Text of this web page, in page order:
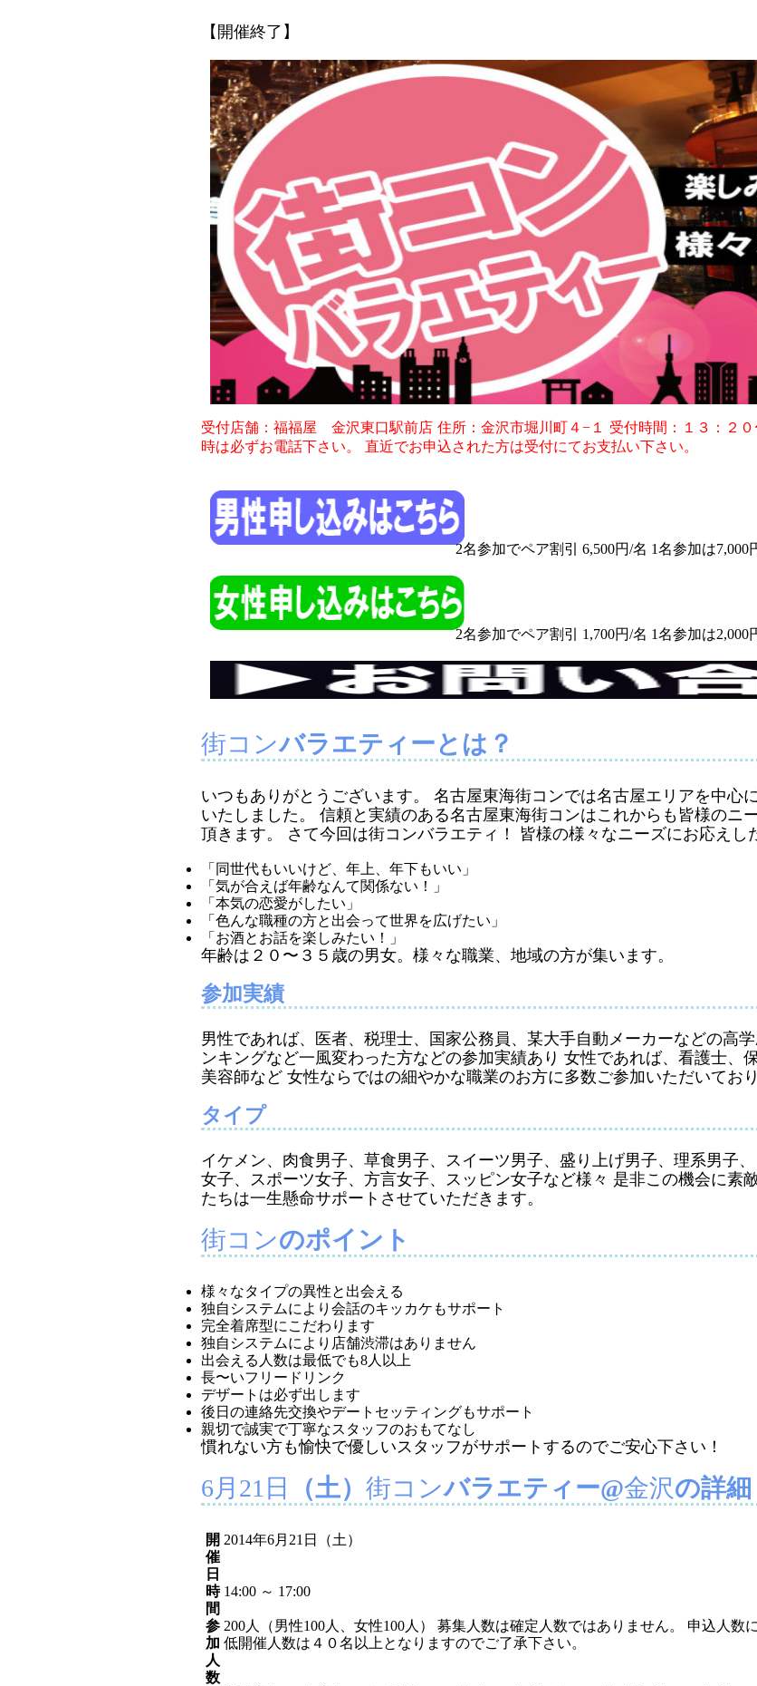
【開催終了】
受付店舗：福福屋 金沢東口駅前店 住所：金沢市堀川町４−１ 受付時間：１３：２
時は必ずお電話下さい。
直近でお申込された方は受付にてお支払い下さい。
2名参加でペア割引 6,500円/名 1名参加は7,000
2名参加でペア割引 1,700円/名 1名参加は2,000
街コンバラエティーとは？
いつもありがとうございます。 名古屋東海街コンでは名古屋エリアを中心
いたしました。 信頼と実績のある名古屋東海街コンはこれからも皆様のニ
頂きます。 さて今回は街コンバラエティ！ 皆様の様々なニーズにお応えし
「同世代もいいけど、年上、年下もいい」
「気が合えば年齢なんて関係ない！」
「本気の恋愛がしたい」
「色んな職種の方と出会って世界を広げたい」
「お酒とお話を楽しみたい！」
年齢は２０〜３５歳の男女。様々な職業、地域の方が集います。
参加実績
男性であれば、医者、税理士、国家公務員、某大手自動メーカーなどの高
ンキングなど一風変わった方などの参加実績あり 女性であれば、看護士、
美容師など 女性ならではの細やかな職業のお方に多数ご参加いただいており
タイプ
イケメン、肉食男子、草食男子、スイーツ男子、盛り上げ男子、理系男子
女子、スポーツ女子、方言女子、スッピン女子など様々 是非この機会に素
たちは一生懸命サポートさせていただきます。
街コンのポイント
様々なタイプの異性と出会える
独自システムにより会話のキッカケもサポート
完全着席型にこだわります
独自システムにより店舗渋滞はありません
出会える人数は最低でも8人以上
長〜いフリードリンク
デザートは必ず出します
後日の連絡先交換やデートセッティングもサポート
親切で誠実で丁寧なスタッフのおもてなし
慣れない方も愉快で優しいスタッフがサポートするのでご安心下さい！
6月21日 （土） 街コンバラエティー@金沢の詳細
開
催
日
2014年6月21日（土）
時
間
14:00 ～ 17:00
参
加
人
数
200人（男性100人、女性100人） 募集人数は確定人数ではありません。 申込人数
低開催人数は４０名以上となりますのでご了承下さい。